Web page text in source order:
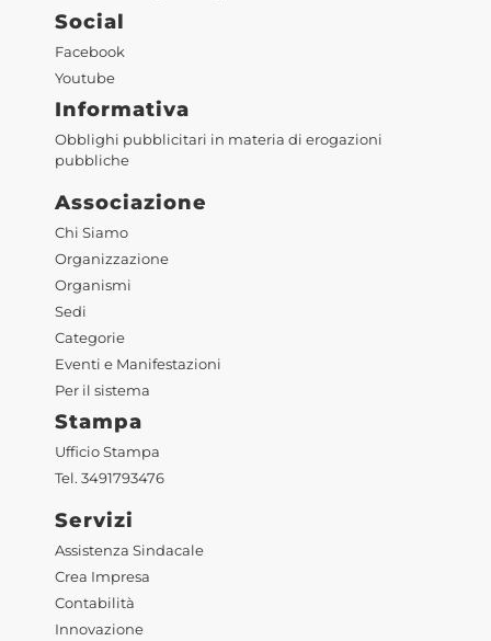
Social
Facebook
Youtube
Informativa
Obblighi pubblicitari in materia di erogazioni
pubbliche
Associazione
Chi Siamo
Organizzazione
Organismi
Sedi
Categorie
Eventi e Manifestazioni
Per il sistema
Stampa
Ufficio Stampa
Tel. 3491793476
Servizi
Assistenza Sindacale
Crea Impresa
Contabilità
Innovazione